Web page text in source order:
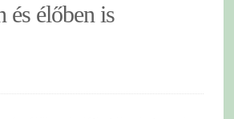
és élőben is